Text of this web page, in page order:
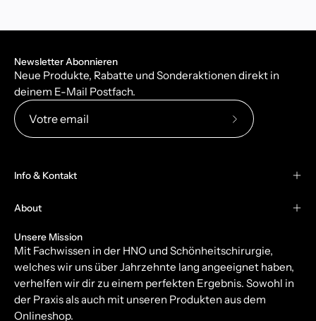
Newsletter Abonnieren
Neue Produkte, Rabatte und Sonderaktionen direkt in
deinem E-Mail Postfach.
Abonnez-
Info & Kontakt
About
Unsere Mission
Mit Fachwissen in der HNO und Schönheitschirurgie,
welches wir uns über Jahrzehnte lang angeeignet haben,
verhelfen wir dir zu einem perfekten Ergebnis. Sowohl in
der Praxis als auch mit unseren Produkten aus dem
Onlineshop.